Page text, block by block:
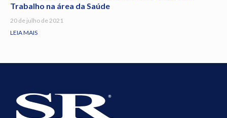
Trabalho na área da Saúde
20 de julho de 2021
LEIA MAIS